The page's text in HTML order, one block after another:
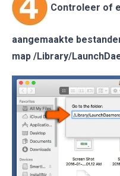
Controleer of
aangemaakte
map /Library/